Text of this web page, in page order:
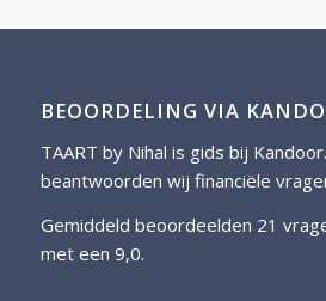
BEOORDELING VIA
TAART by Nihal is gids bij
beantwoorden wij financiële
Gemiddeld beoordeelden 21
met een 9,0.